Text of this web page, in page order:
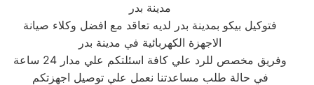
مدينة بدر
فتوكيل بيكو بمدينة بدر لديه تعاقد مع افضل وكلاء صيانة
الاجهزة الكهربائية في مدينة بدر
وفريق مخصص للرد علي كافة اسئلتكم علي مدار 24 ساعة
في حالة طلب مساعدتنا نعمل علي توصيل اجهزتكم